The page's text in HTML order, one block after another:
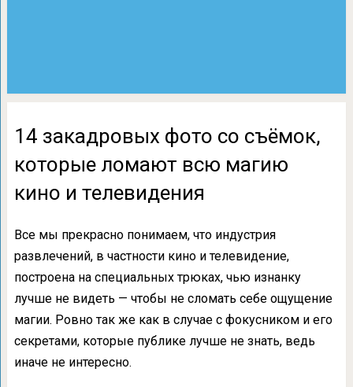
14 закадровых фото со съёмок,
которые ломают всю магию
кино и телевидения
Все мы прекрасно понимаем, что индустрия
развлечений, в частности кино и телевидение,
построена на специальных трюках, чью изнанку
лучше не видеть — чтобы не сломать себе ощущение
магии. Ровно так же как в случае с фокусником и его
секретами, которые публике лучше не знать, ведь
иначе не интересно.